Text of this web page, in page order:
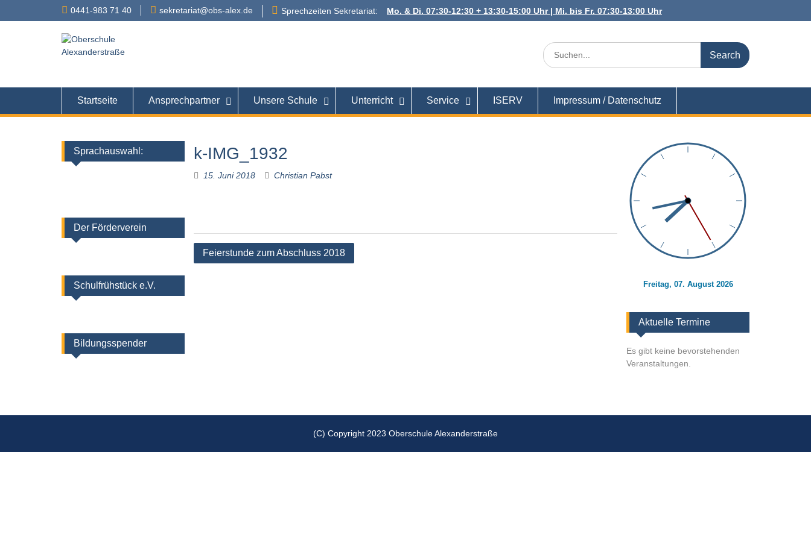
0441-983 71 40 sekretariat@obs-alex.de Sprechzeiten Sekretariat: Mo. & Di. 07:30-12:30 + 13:30-15:00 Uhr | Mi. bis Fr. 07:30-13:00 Uhr
Search
for:
Startseite Ansprechpartner Unsere Schule Unterricht Service ISERV Impressum / Datenschutz
k-IMG_1932
15. Juni 2018 Christian Pabst
Beitragsnavigation
Feierstunde zum Abschluss 2018
Freitag, 07. August 2026
Aktuelle Termine
Es gibt keine bevorstehenden
Veranstaltungen.
Sprachauswahl:
Der Förderverein
Schulfrühstück e.V.
Bildungsspender
(C) Copyright 2023 Oberschule Alexanderstraße